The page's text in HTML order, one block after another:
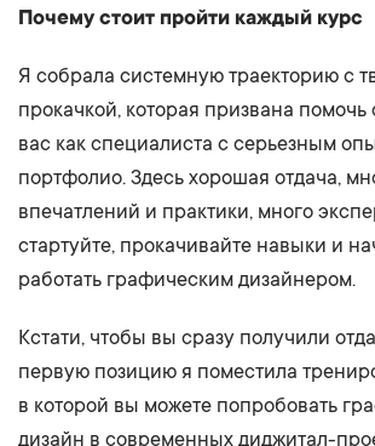
Почему стоит пройти каждый курс
Я собрала системную траекторию с
прокачкой, которая призвана
вас как специалиста с серьезным
портфолио. Здесь хорошая отдача,
впечатлений и практики, много
стартуйте, прокачивайте навыки и
работать графическим дизайнером.
Кстати, чтобы вы сразу получили
первую позицию я поместила
в которой вы можете попробовать
дизайн в современных диджитал-